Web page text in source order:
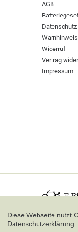
AGB
Datenschutz
Widerruf
Vertrag
Impressum
Diese Webseite nutzt
Datenschutzerklärung